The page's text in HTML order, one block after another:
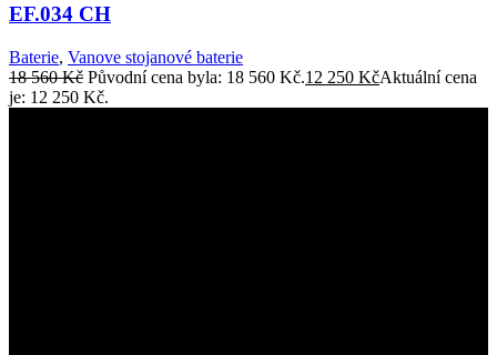
EF.034 CH
Baterie, Vanove stojanové baterie
18 560Kč Původní cena byla: 18 560 Kč.12 250 KčAktuální cena
je: 12 250 Kč.